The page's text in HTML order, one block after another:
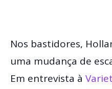
Nos bastidores,
uma mudança de
Em entrevista à